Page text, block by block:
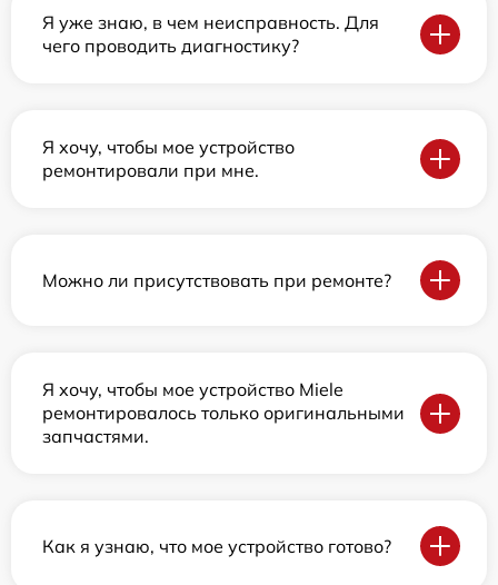
Я уже знаю, в чем неисправность. Для
чего проводить диагностику?
Я хочу, чтобы мое устройство
ремонтировали при мне.
Можно ли присутствовать при ремонте?
Я хочу, чтобы мое устройство Miele
ремонтировалось только оригинальными
запчастями.
Как я узнаю, что мое устройство готово?